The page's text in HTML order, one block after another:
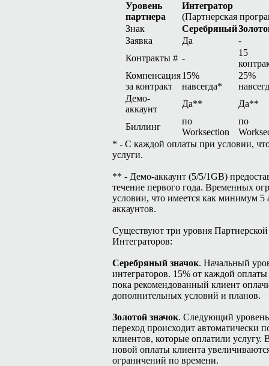
Уровень
партнера
Интегратор
(Партнерская
Знак
Серебряный
Заявка
Да
-
Контракты # -
15
Компенсация
за контракт
15%
навсегда*
25%
Демо-
аккаунт
Да** Да**
Биллинг
по
Worksection
по
* - С каждой оплаты при условии,
услуги.
** - Демо-аккаунт (5/5/1GB)
течение первого года. Временных
условии, что имеется как минимум 5
аккаунтов.
Существуют три уровня
Интеграторов:
Серебряный значок. Начальный
интеграторов. 15% от каждой
пока рекомендованный клиент
дополнительных условий и планов.
Золотой значок. Следующий уровень
переход происходит автоматически
клиентов, которые оплатили
новой оплаты клиента
ограничений по времени.